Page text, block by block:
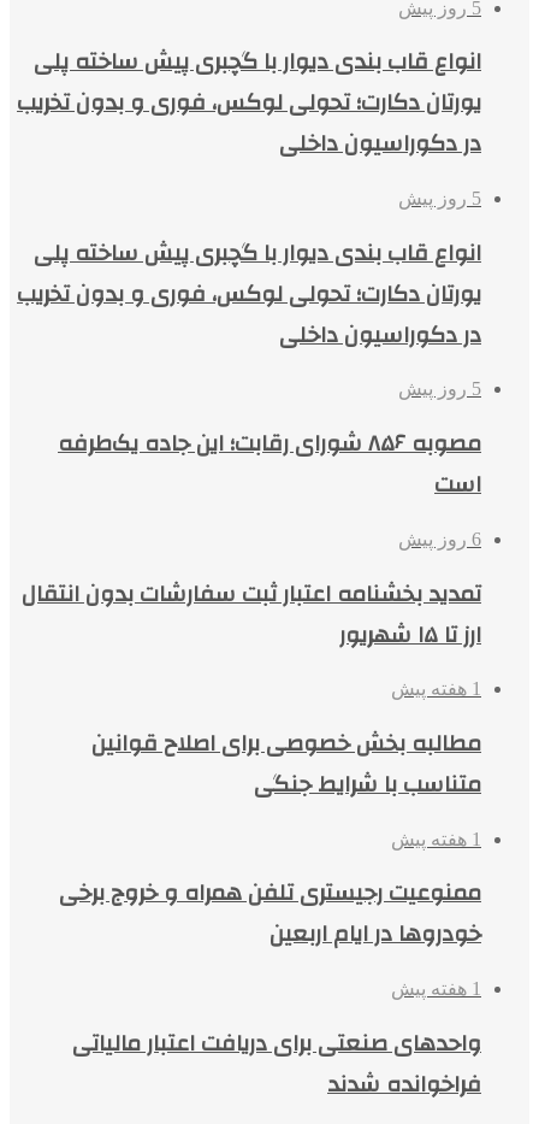
5 روز پیش
انواع قاب بندی دیوار با گچبری پیش ساخته پلی
یورتان دکارت؛ تحولی لوکس، فوری و بدون تخریب
در دکوراسیون داخلی
5 روز پیش
انواع قاب بندی دیوار با گچبری پیش ساخته پلی
یورتان دکارت؛ تحولی لوکس، فوری و بدون تخریب
در دکوراسیون داخلی
5 روز پیش
مصوبه ۸۵۶ شورای رقابت؛ این جاده یک‌طرفه
است
6 روز پیش
تمدید بخشنامه اعتبار ثبت سفارشات بدون انتقال
ارز تا ۱۵ شهریور
1 هفته پیش
مطالبه بخش خصوصی برای اصلاح قوانین
متناسب با شرایط جنگی
1 هفته پیش
ممنوعیت رجیستری تلفن همراه و خروج برخی
خودروها در ایام اربعین
1 هفته پیش
واحدهای صنعتی برای دریافت اعتبار مالیاتی
فراخوانده شدند